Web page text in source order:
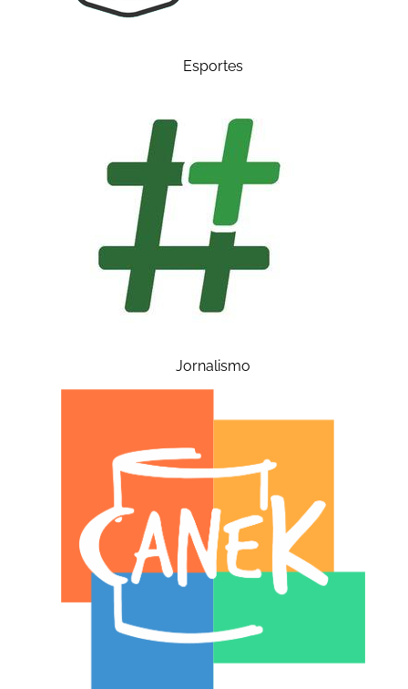
Esportes
Jornalismo